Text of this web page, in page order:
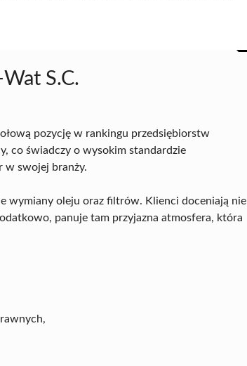
S.C.
pozycję w rankingu przedsiębiorstw
co świadczy o wysokim standardzie
w swojej branży.
wymiany oleju oraz filtrów. Klienci doceniają nie
panuje tam przyjazna atmosfera, która